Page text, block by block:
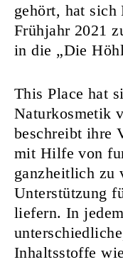
gehört, hat
Frühjahr 2021
in die „Die
This Place hat
Naturkosmetik
beschreibt ihre
mit Hilfe von
ganzheitlich zu
Unterstützung
liefern. In
Inhaltsstoffe